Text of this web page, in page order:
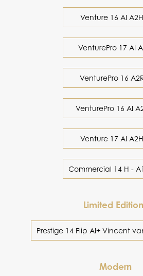
Venture 16 AI
VenturePro 17 AI
VenturePro 16
VenturePro 16 AI
Venture 17 AI
Commercial 14 H -
Limited
Prestige 14 Flip AI+ Vincent
Modern